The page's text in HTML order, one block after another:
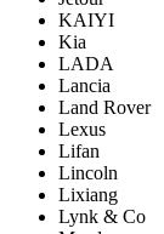
KAIYI
Kia
LADA
Lancia
Land Rover
Lexus
Lifan
Lincoln
Lixiang
Lynk & Co